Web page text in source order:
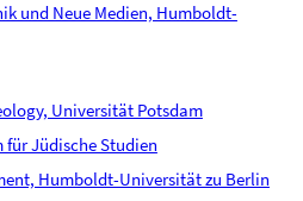
und Neue Medien, Humboldt-
Universität Potsdam
für Jüdische Studien
Humboldt-Universität zu Berlin